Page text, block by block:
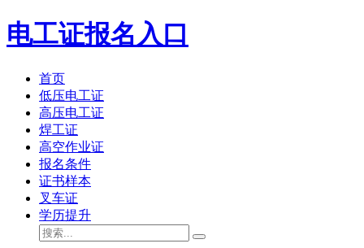
电工证报名入口
首页
低压电工证
高压电工证
焊工证
高空作业证
报名条件
证书样本
叉车证
学历提升